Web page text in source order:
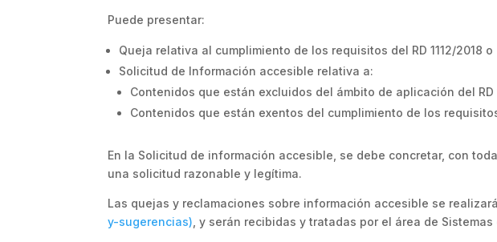
Puede presentar:
Queja relativa al cumplimiento de los requisitos del RD 1112/2018 o
Solicitud de Información accesible relativa a:
Contenidos que están excluidos del ámbito de aplicación del
Contenidos que están exentos del cumplimiento de los
En la Solicitud de información accesible, se debe concretar, con
una solicitud razonable y legítima.
Las quejas y reclamaciones sobre información accesible se
y-sugerencias), y serán recibidas y tratadas por el área de